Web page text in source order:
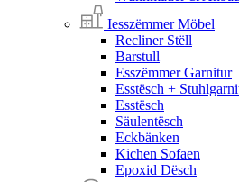
Iesszëmmer Möbel
Recliner Stëll
Barstull
Esszëmmer Garnitur
Esstësch +
Esstësch
Säulentësch
Eckbänken
Kichen Sofaen
Epoxid Dësch